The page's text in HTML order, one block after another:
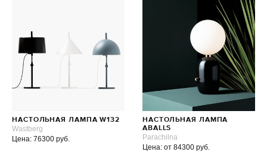
НАСТОЛЬНАЯ ЛАМПА W132
Wastberg
Цена: 76300 руб.
НАСТОЛЬНАЯ ЛАМПА
ABALLS
Parachilna
Цена: от 84300 руб.